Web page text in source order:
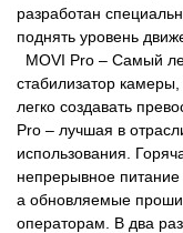
разработан
поднять уровень
MOVI Pro – Самый
стабилизатор
легко создавать
Pro – лучшая в
использования.
непрерывное питание
а обновляемые
операторам. В два